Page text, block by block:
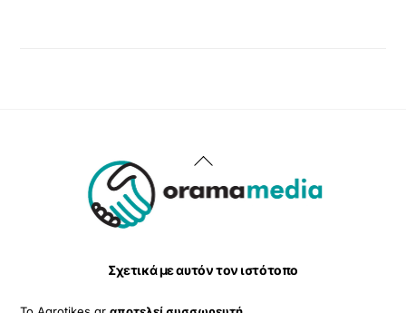
Back
To
Σχετικά με αυτόν τον ιστότοπο